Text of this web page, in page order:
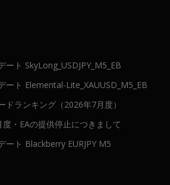
ート SkyLong_USDJPY_M5_EB
ート Elemental-Lite_XAUUSD_M5_EB
ドランキング（2026年7月度）
度・EAの提供停止につきまして
ート Blackberry EURJPY M5